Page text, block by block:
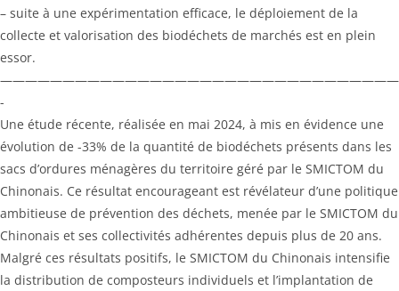
– suite à une expérimentation efficace, le déploiement de la
collecte et valorisation des biodéchets de marchés est en plein
essor.
————————————————————————————————
-
Une étude récente, réalisée en mai 2024, à mis en évidence une
évolution de -33% de la quantité de biodéchets présents dans les
sacs d’ordures ménagères du territoire géré par le SMICTOM du
Chinonais. Ce résultat encourageant est révélateur d’une politique
ambitieuse de prévention des déchets, menée par le SMICTOM du
Chinonais et ses collectivités adhérentes depuis plus de 20 ans.
Malgré ces résultats positifs, le SMICTOM du Chinonais intensifie
la distribution de composteurs individuels et l’implantation de